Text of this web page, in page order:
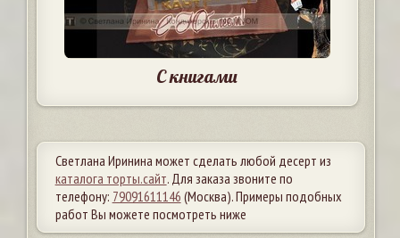
С книгами
Светлана Иринина может сделать любой десерт из
каталога торты.сайт. Для заказа звоните по
телефону: 79091611146 (Москва). Примеры подобных
работ Вы можете посмотреть ниже